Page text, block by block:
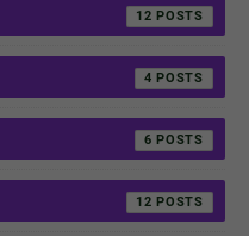
12
4
6
12